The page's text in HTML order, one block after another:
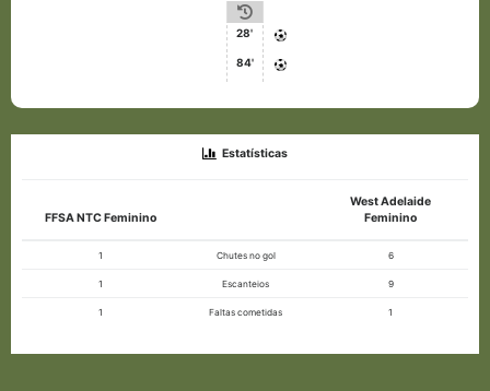
28'
84'
Estatísticas
FFSA NTC Feminino
West Adelaide
Feminino
1 Chutes no gol 6
1 Escanteios 9
1 Faltas cometidas 1